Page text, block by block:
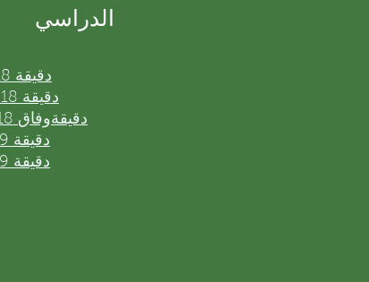
الدراسي
8.23.18 دقيقة
10.23.18 دقيقة
11.15.18 دقيقةوفاق
4.18.19 دقيقة
5.16.19 دقيقة